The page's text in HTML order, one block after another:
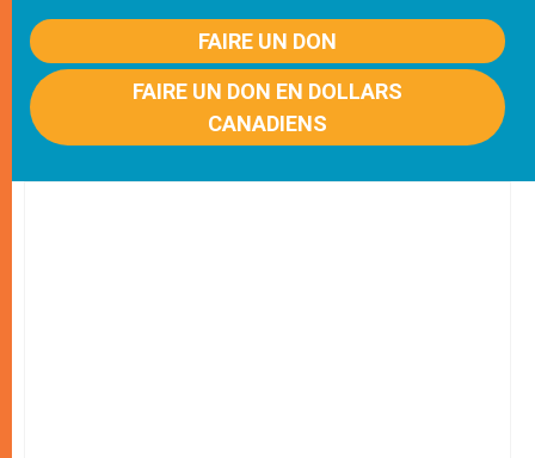
FAIRE UN DON
FAIRE UN DON EN DOLLARS
CANADIENS